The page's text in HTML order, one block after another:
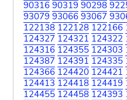
90316 90319 90298
93079 93066 93067
122138 122128 122166
124327 124321 124322
124316 124355 124303
124387 124391 124335
124366 124420 124421
124413 124418 124419
124455 124458 124393